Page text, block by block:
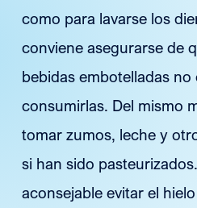
como para lavarse los
conviene asegurarse de
bebidas embotelladas
consumirlas. Del mismo
tomar zumos, leche y
si han sido
aconsejable evitar el